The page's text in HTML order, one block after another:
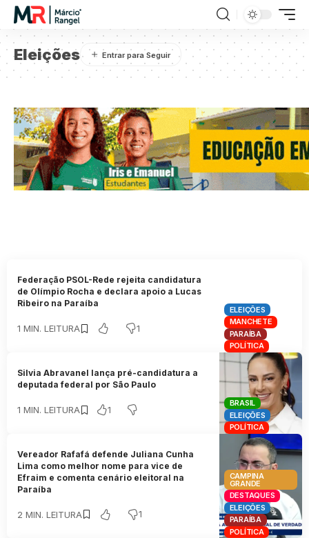
Eleições
ELEIÇÕES
MANCHETE
PARAÍBA
POLÍTICA
Federação PSOL-Rede rejeita candidatura
de Olímpio Rocha e declara apoio a Lucas
Ribeiro na Paraíba
1 MIN. LEITURA 1
BRASIL
ELEIÇÕES
POLÍTICA
Silvia Abravanel lança pré-candidatura a
deputada federal por São Paulo
1 MIN. LEITURA 1
CAMPINA
GRANDE
DESTAQUES
ELEIÇÕES
PARAÍBA
POLÍTICA
Vereador Rafafá defende Juliana Cunha
Lima como melhor nome para vice de
Efraim e comenta cenário eleitoral na
Paraíba
2 MIN. LEITURA 1